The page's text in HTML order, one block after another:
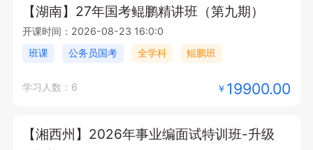
【湖南】27年国考鲲鹏精讲班（第九期）
开课时间：2026-08-23 16:0:0
班课 公务员国考 全学科 鲲鹏班
学习人数：6 ￥ 19900.00
【湘西州】2026年事业编面试特训班-升级